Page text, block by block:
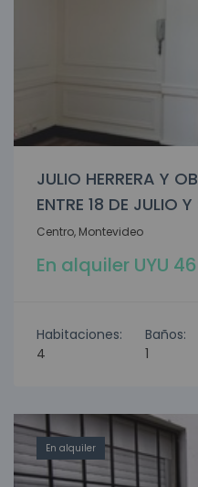
JULIO HERRERA Y
ENTRE 18 DE JULIO
Centro, Montevideo
En alquiler UYU
Habitaciones:
4
Baños:
1
En alquiler